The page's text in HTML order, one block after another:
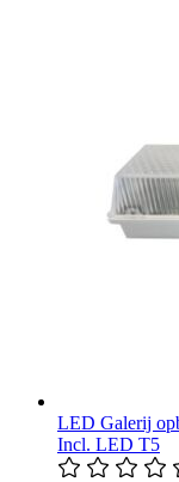
LED Galerij
Incl. LED T5